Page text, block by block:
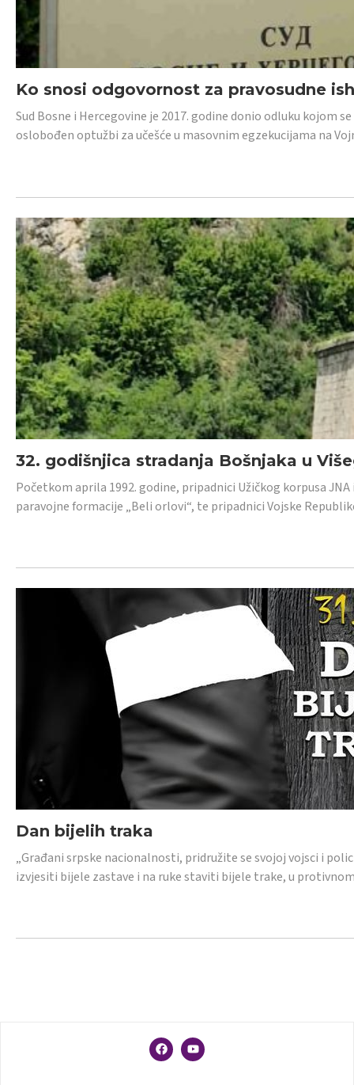
Ko snosi odgovornost za pravosudne
Sud Bosne i Hercegovine je 2017. godine donio odluku kojom
oslobođen optužbi za učešće u masovnim egzekucijama na
32. godišnjica stradanja Bošnjaka u
Početkom aprila 1992. godine, pripadnici Užičkog korpusa
paravojne formacije „Beli orlovi“, te pripadnici Vojske
Dan bijelih traka
„Građani srpske nacionalnosti, pridružite se svojoj vojsci i
izvjesiti bijele zastave i na ruke staviti bijele trake, u